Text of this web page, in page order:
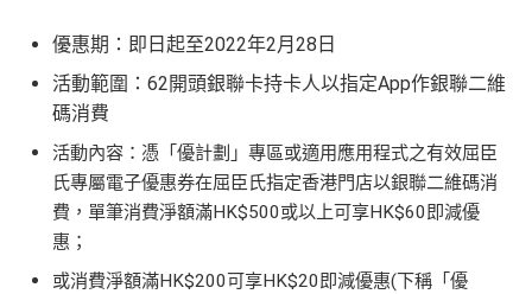
優惠期：即日起至2022年2月28日
活動範圍：62開頭銀聯卡持卡人以指定App作銀聯二維
碼消費
活動內容： 憑「優計劃」專區或適用應用程式之有效屈臣
氏專屬電子優惠券在屈臣氏指定香港門店以銀聯二維碼消
費，單筆消費淨額滿HK$500或以上可享HK$60即減優
惠；
或消費淨額滿HK$200可享HK$20即減優惠(下稱「優